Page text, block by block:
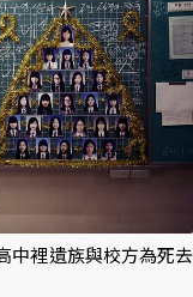
中裡遺族與校方為死去